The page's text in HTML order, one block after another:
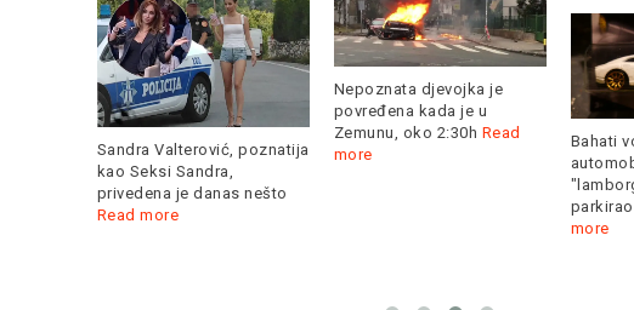
Nepoznata djevojka je
povređena kada je u
Zemunu, oko 2:30hRead
more
Bahati vozač skupocenog
automobila marke
oko